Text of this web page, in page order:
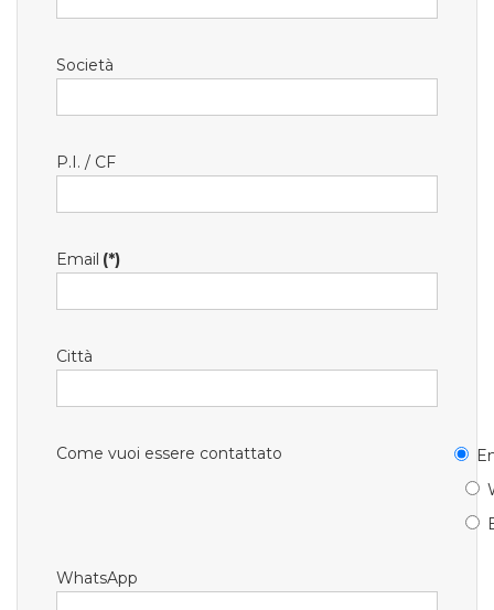
Società
P.I. / CF
Email (*)
Città
Come vuoi essere contattato
WhatsApp